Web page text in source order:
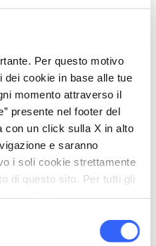
Per questo motivo
dei cookie in base alle tue
momento attraverso il
presente nel footer del
con un click sulla X in alto
e saranno
i soli cookie strettamente
di questo sito. Per tutti gli
Pagina FB Fonte Pura